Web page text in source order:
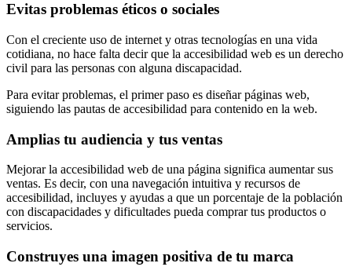
Evitas problemas éticos o sociales
Con el creciente uso de internet y otras tecnologías en una vida
cotidiana, no hace falta decir que la accesibilidad web es un derecho
civil para las personas con alguna discapacidad.
Para evitar problemas, el primer paso es diseñar páginas web,
siguiendo las pautas de accesibilidad para contenido en la web.
Amplias tu audiencia y tus ventas
Mejorar la accesibilidad web de una página significa aumentar sus
ventas. Es decir, con una navegación intuitiva y recursos de
accesibilidad, incluyes y ayudas a que un porcentaje de la población
con discapacidades y dificultades pueda comprar tus productos o
servicios.
Construyes una imagen positiva de tu marca